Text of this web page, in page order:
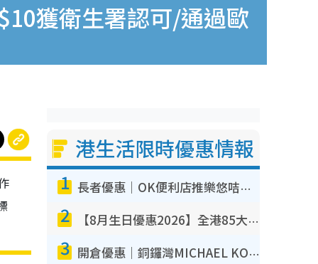
獲衛生署認可/通過歐
港生活限時優惠情報
1 長者優惠｜OK便利店推樂悠咭優惠！買麵包/牛奶/保健品拍卡即減
2 【8月生日優惠2026】全港85大食買玩著數攻略 自助餐/火鍋放題同行免費＋誠品/DONKI送現金券
3 開倉優惠｜銅鑼灣MICHAEL KORS開倉低至17折！直擊$500起買手袋/銀包/鞋款 必買經典Jet Set系列